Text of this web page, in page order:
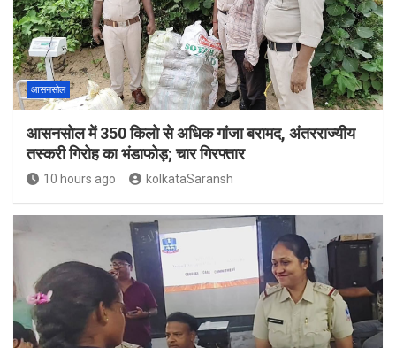
आसनसोल
आसनसोल में 350 किलो से अधिक गांजा बरामद, अंतरराज्यीय
तस्करी गिरोह का भंडाफोड़; चार गिरफ्तार
10 hours ago kolkataSaransh